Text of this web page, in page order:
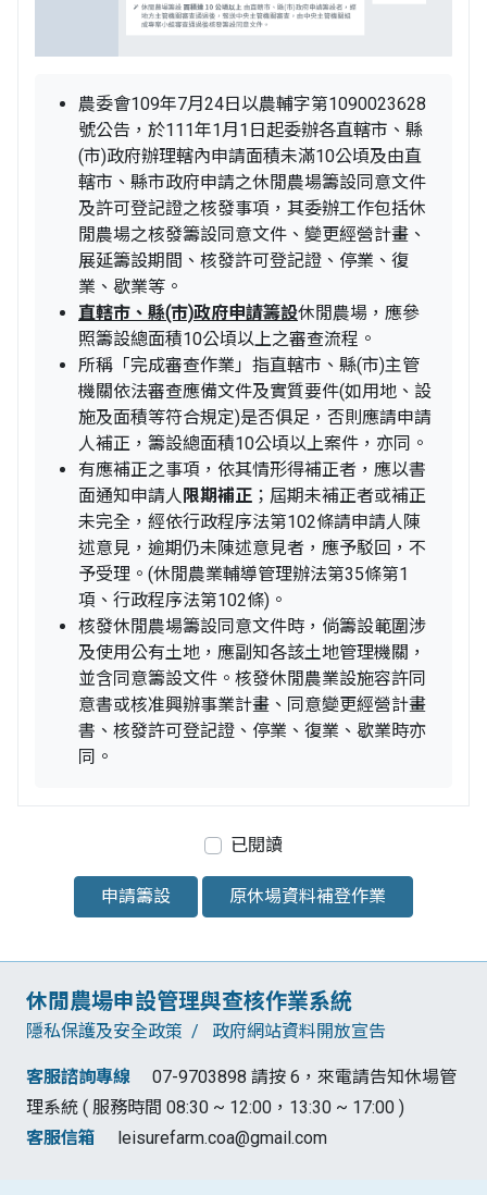
農委會109年7月24日以農輔字第1090023628
號公告，於111年1月1日起委辦各直轄市、縣
(市)政府辦理轄內申請面積未滿10公頃及由直
轄市、縣市政府申請之休閒農場籌設同意文件
及許可登記證之核發事項，其委辦工作包括休
閒農場之核發籌設同意文件、變更經營計畫、
展延籌設期間、核發許可登記證、停業、復
業、歇業等。
直轄市、縣(市)政府申請籌設休閒農場，應參
照籌設總面積10公頃以上之審查流程。
所稱「完成審查作業」指直轄市、縣(市)主管
機關依法審查應備文件及實質要件(如用地、設
施及面積等符合規定)是否俱足，否則應請申請
人補正，籌設總面積10公頃以上案件，亦同。
有應補正之事項，依其情形得補正者，應以書
面通知申請人 限期補正 ；屆期未補正者或補正
未完全，經依行政程序法第102條請申請人陳
述意見，逾期仍未陳述意見者，應予駁回，不
予受理。(休閒農業輔導管理辦法第35條第1
項、行政程序法第102條)。
核發休閒農場籌設同意文件時，倘籌設範圍涉
及使用公有土地，應副知各該土地管理機關，
並含同意籌設文件。核發休閒農業設施容許同
意書或核准興辦事業計畫、同意變更經營計畫
書、核發許可登記證、停業、復業、歇業時亦
同。
已閱讀
申請籌設 原休場資料補登作業
休閒農場申設管理與查核作業系統
隱私保護及安全政策 政府網站資料開放宣告
客服諮詢專線
07-9703898 請按 6，來電請告知休場管
理系統 ( 服務時間 08:30 ~ 12:00，13:30 ~ 17:00 )
客服信箱
leisurefarm.coa@gmail.com